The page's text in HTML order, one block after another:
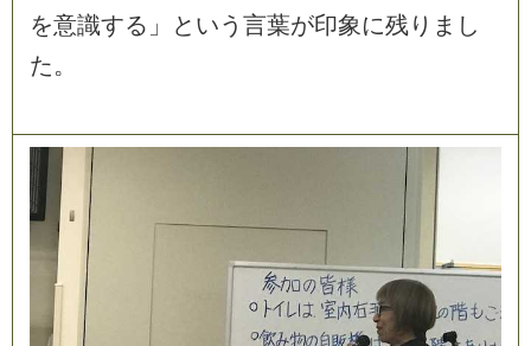
を意識する 」 と いう 言葉が印象 に残り ま し
た。